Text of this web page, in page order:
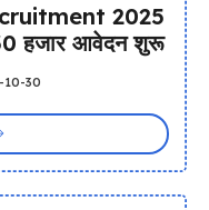
2025
हजार आवेदन शुरू
10-30